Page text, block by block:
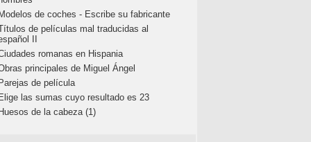
de coches - Escribe su fabricante
de películas mal traducidas al
II
romanas en Hispania
principales de Miguel Ángel
de película
las sumas cuyo resultado es 23
de la cabeza (1)